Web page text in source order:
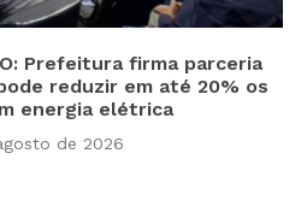
Prefeitura firma parceria
reduzir em até 20% os
energia elétrica
de 2026